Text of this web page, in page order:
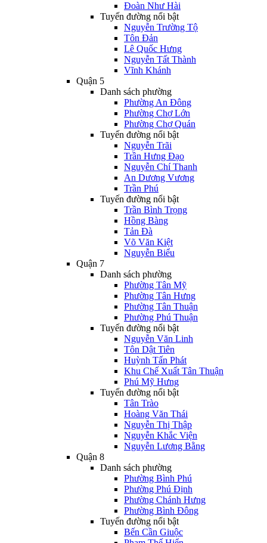
Đoàn Như Hài
Tuyến đường nổi bật
Nguyễn Trường Tộ
Tôn Đản
Lê Quốc Hưng
Nguyễn Tất Thành
Vĩnh Khánh
Quận 5
Danh sách phường
Phường An Đông
Phường Chợ Lớn
Phường Chợ Quán
Tuyến đường nổi bật
Nguyễn Trãi
Trần Hưng Đạo
Nguyễn Chí Thanh
An Dương Vương
Trần Phú
Tuyến đường nổi bật
Trần Bình Trọng
Hồng Bàng
Tản Đà
Võ Văn Kiệt
Nguyễn Biểu
Quận 7
Danh sách phường
Phường Tân Mỹ
Phường Tân Hưng
Phường Tân Thuận
Phường Phú Thuận
Tuyến đường nổi bật
Nguyễn Văn Linh
Tôn Dật Tiên
Huỳnh Tấn Phát
Khu Chế Xuất Tân Thuận
Phú Mỹ Hưng
Tuyến đường nổi bật
Tân Trào
Hoàng Văn Thái
Nguyễn Thị Thập
Nguyễn Khắc Viện
Nguyễn Lương Bằng
Quận 8
Danh sách phường
Phường Bình Phú
Phường Phú Định
Phường Chánh Hưng
Phường Bình Đông
Tuyến đường nổi bật
Bến Cần Giuộc